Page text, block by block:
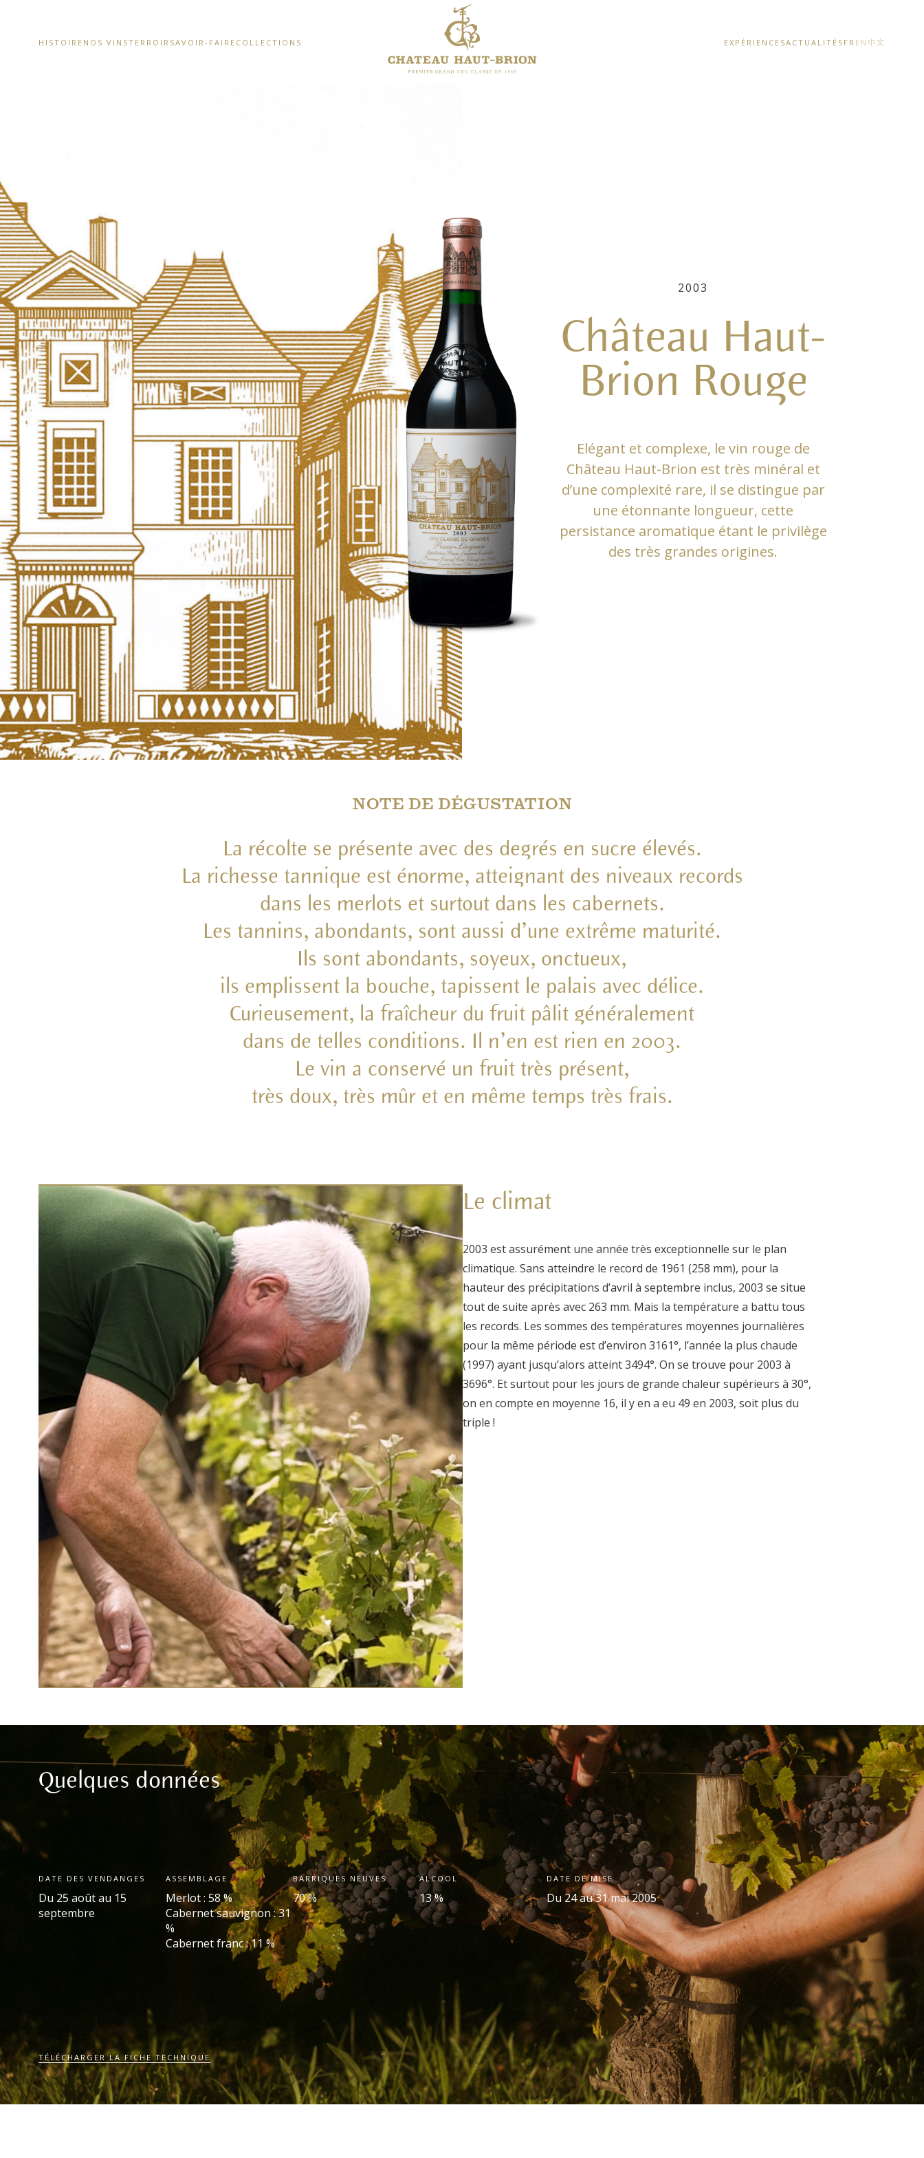
HISTOIRE NOS VINSTERROIR SAVOIR-FAIRE COLLECTIONS EXPÉRIENCESACTUALITÉS FR EN 中文
2003
Château Haut-
Brion Rouge
Elégant et complexe, le vin rouge de
Château Haut-Brion est très minéral et
d’une complexité rare, il se distingue par
une étonnante longueur, cette
persistance aromatique étant le privilège
des très grandes origines.
NOTE DE DÉGUSTATION
La récolte se présente avec des degrés en sucre élevés.
La richesse tannique est énorme, atteignant des niveaux records
dans les merlots et surtout dans les cabernets.
Les tannins, abondants, sont aussi d’une extrême maturité.
Ils sont abondants, soyeux, onctueux,
ils emplissent la bouche, tapissent le palais avec délice.
Curieusement, la fraîcheur du fruit pâlit généralement
dans de telles conditions. Il n’en est rien en 2003.
Le vin a conservé un fruit très présent,
très doux, très mûr et en même temps très frais.
Le climat
2003 est assurément une année très exceptionnelle sur le plan
climatique. Sans atteindre le record de 1961 (258 mm), pour la
hauteur des précipitations d’avril à septembre inclus, 2003 se situe
tout de suite après avec 263 mm. Mais la température a battu tous
les records. Les sommes des températures moyennes journalières
pour la même période est d’environ 3161°, l’année la plus chaude
(1997) ayant jusqu’alors atteint 3494°. On se trouve pour 2003 à
3696°. Et surtout pour les jours de grande chaleur supérieurs à 30°,
on en compte en moyenne 16, il y en a eu 49 en 2003, soit plus du
triple !
Quelques données
DATE DES VENDANGES
Du 25 août au 15
septembre
ASSEMBLAGE
Merlot : 58 %
Cabernet sauvignon : 31
%
Cabernet franc : 11 %
BARRIQUES NEUVES
70 %
ALCOOL
13 %
DATE DE MISE
Du 24 au 31 mai 2005
TÉLÉCHARGER LA FICHE TECHNIQUE